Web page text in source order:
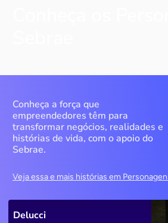
Conheça a força que
empreendedores têm para
transformar negócios, realidades e
histórias de vida, com o apoio do
Sebrae.
Veja essa e mais histórias em
Delucci